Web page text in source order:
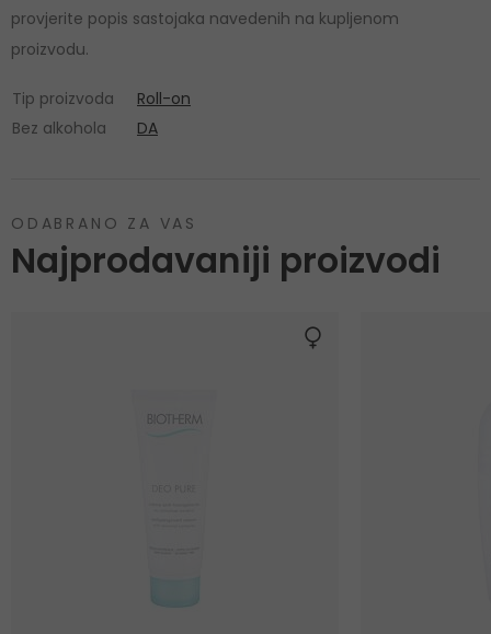
provjerite popis sastojaka navedenih na kupljenom
proizvodu.
Tip proizvoda
Roll-on
Bez alkohola
DA
ODABRANO ZA VAS
Najprodavaniji proizvodi